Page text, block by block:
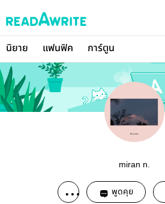
นิยาย แฟนฟิค การ์ตูน
miran n.
พูดคุย